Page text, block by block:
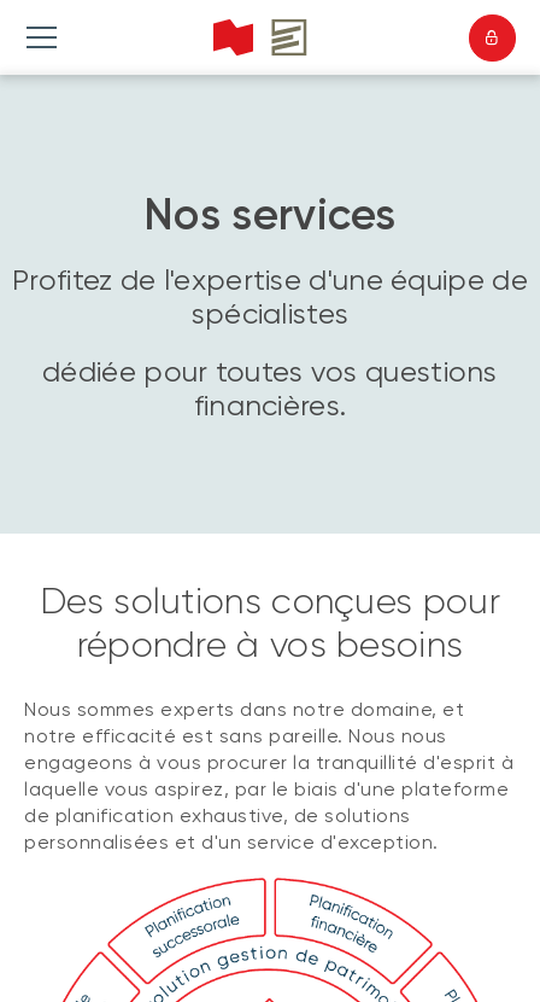
Nos services
Profitez de l'expertise d'une équipe de
spécialistes
dédiée pour toutes vos questions
financières.
Des solutions conçues pour
répondre à vos besoins
Nous sommes experts dans notre domaine, et
notre efficacité est sans pareille. Nous nous
engageons à vous procurer la tranquillité d'esprit à
laquelle vous aspirez, par le biais d'une plateforme
de planification exhaustive, de solutions
personnalisées et d'un service d'exception.